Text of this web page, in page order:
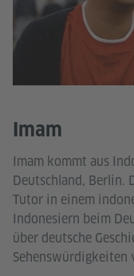
Imam
Imam kommt aus
Deutschland, Berlin.
Tutor in einem
Indonesiern beim
über deutsche
Sehenswürdigkeiten